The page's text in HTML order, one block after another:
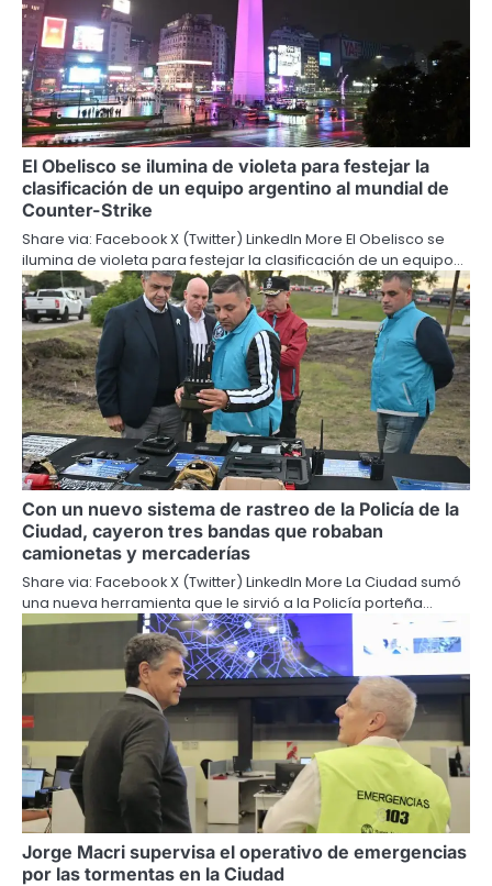
El Obelisco se ilumina de violeta para festejar la
clasificación de un equipo argentino al mundial de
Counter-Strike
Share via: Facebook X (Twitter) LinkedIn More El Obelisco se
ilumina de violeta para festejar la clasificación de un equipo…
Con un nuevo sistema de rastreo de la Policía de la
Ciudad, cayeron tres bandas que robaban
camionetas y mercaderías
Share via: Facebook X (Twitter) LinkedIn More La Ciudad sumó
una nueva herramienta que le sirvió a la Policía porteña…
Jorge Macri supervisa el operativo de emergencias
por las tormentas en la Ciudad